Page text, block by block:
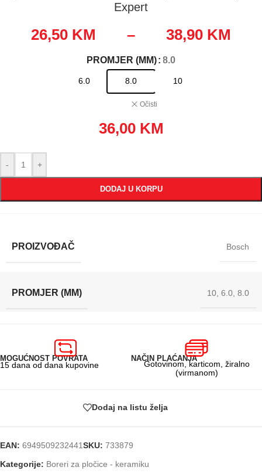
Expert
26,50 KM – 38,90 KM
PROMJER (MM): 8.0
6.0 8.0 10
Očisti
36,00 KM
- +
DODAJ U KORPU
PROIZVOĐAČ Bosch
PROMJER (MM) 10 6.0 8.0
MOGUĆNOST POVRATA
15 dana od dana kupovine
NAČIN PLAĆANJA
Gotovinom, karticom, žiralno
(virmanom)
Dodaj na listu želja
EAN: 6949509232441SKU: 733879
Kategorije: Boreri za pločice - keramiku